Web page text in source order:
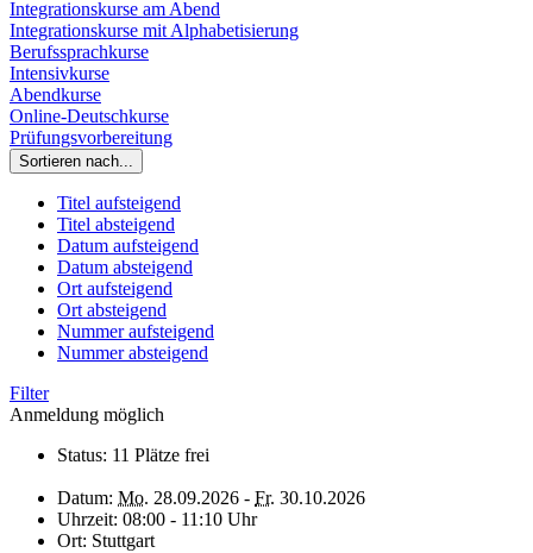
Integrationskurse am Abend
Integrationskurse mit Alphabetisierung
Berufssprachkurse
Intensivkurse
Abendkurse
Online-Deutschkurse
Prüfungsvorbereitung
Sortieren nach...
Titel aufsteigend
Titel absteigend
Datum aufsteigend
Datum absteigend
Ort aufsteigend
Ort absteigend
Nummer aufsteigend
Nummer absteigend
Filter
Anmeldung möglich
Status: 11 Plätze frei
Datum: Mo. 28.09.2026 - Fr. 30.10.2026
Uhrzeit: 08:00 - 11:10 Uhr
Ort: Stuttgart